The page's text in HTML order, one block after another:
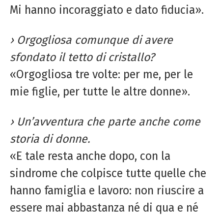
Mi hanno incoraggiato e dato fiducia».
› Orgogliosa comunque di avere
sfondato il tetto di cristallo?
«Orgogliosa tre volte: per me, per le
mie figlie, per tutte le altre donne».
› Un’avventura che parte anche come
storia di donne.
«E tale resta anche dopo, con la
sindrome che colpisce tutte quelle che
hanno famiglia e lavoro: non riuscire a
essere mai abbastanza né di qua e né